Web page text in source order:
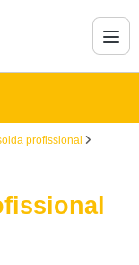
profissional